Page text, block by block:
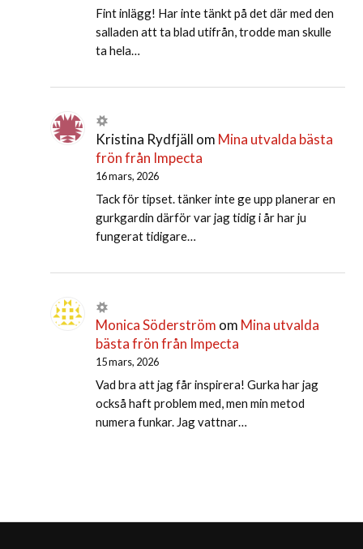
Fint inlägg! Har inte tänkt på det där med den
salladen att ta blad utifrån, trodde man skulle
ta hela…
Kristina Rydfjäll om Mina utvalda bästa
frön från Impecta
16 mars, 2026
Tack för tipset. tänker inte ge upp planerar en
gurkgardin därför var jag tidig i år har ju
fungerat tidigare…
Monica Söderström om Mina utvalda
bästa frön från Impecta
15 mars, 2026
Vad bra att jag får inspirera! Gurka har jag
också haft problem med, men min metod
numera funkar. Jag vattnar…